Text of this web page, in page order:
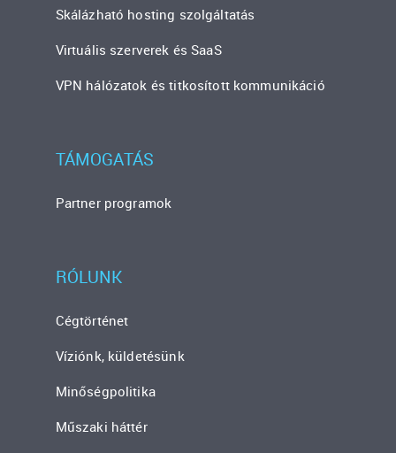
Skálázható hosting szolgáltatás
Virtuális szerverek és SaaS
VPN hálózatok és titkosított kommunikáció
TÁMOGATÁS
Partner programok
RÓLUNK
Cégtörténet
Víziónk, küldetésünk
Minőségpolitika
Műszaki háttér